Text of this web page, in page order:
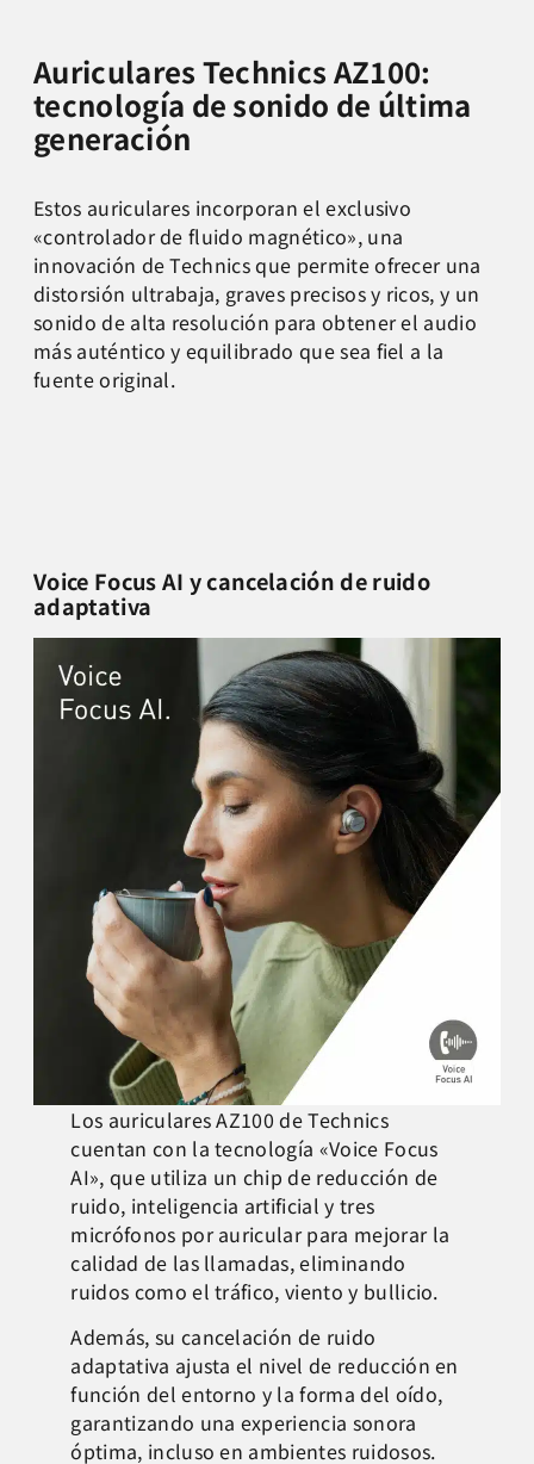
Auriculares Technics AZ100:
tecnología de sonido de última
generación
Estos auriculares incorporan el exclusivo
«controlador de fluido magnético», una
innovación de Technics que permite ofrecer una
distorsión ultrabaja, graves precisos y ricos, y un
sonido de alta resolución para obtener el audio
más auténtico y equilibrado que sea fiel a la
fuente original.
Voice Focus AI y cancelación de ruido
adaptativa
Los auriculares AZ100 de Technics
cuentan con la tecnología «Voice Focus
AI», que utiliza un chip de reducción de
ruido, inteligencia artificial y tres
micrófonos por auricular para mejorar la
calidad de las llamadas, eliminando
ruidos como el tráfico, viento y bullicio.
Además, su cancelación de ruido
adaptativa ajusta el nivel de reducción en
función del entorno y la forma del oído,
garantizando una experiencia sonora
óptima, incluso en ambientes ruidosos.